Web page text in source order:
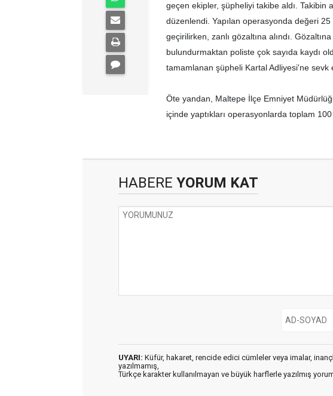
geçen ekipler, şüpheliyi takibe aldı. Takibin
düzenlendi. Yapılan operasyonda değeri
geçirilirken, zanlı gözaltına alındı.
bulundurmaktan poliste çok sayıda kaydı
tamamlanan şüpheli Kartal Adliyesi'ne sevk
Öte yandan, Maltepe İlçe Emniyet
içinde yaptıkları operasyonlarda toplam
HABERE YORUM KAT
UYARI: Küfür, hakaret, rencide edici cümleler veya imalar,
yazılmamış,
Türkçe karakter kullanılmayan ve büyük harflerle yazılmış